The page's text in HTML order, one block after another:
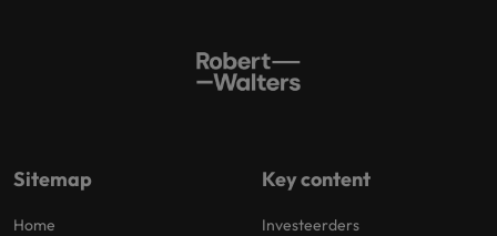
Sitemap
Home
Key content
Investeerders